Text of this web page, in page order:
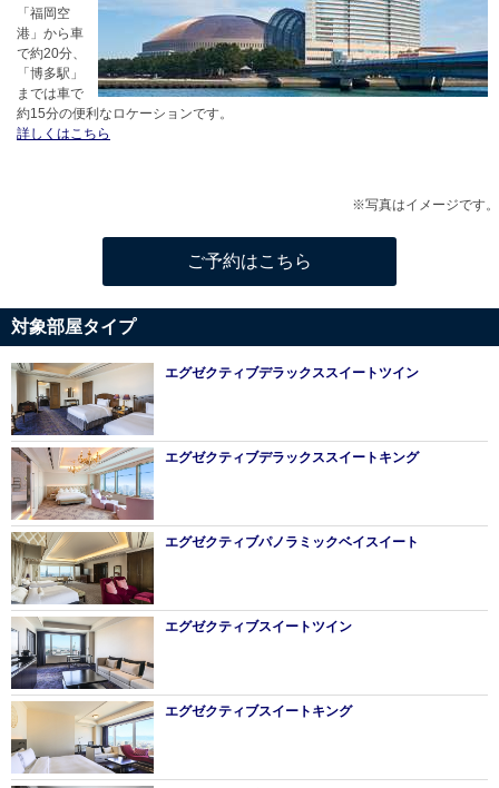
「福岡空
港」から車
で約20分、
「博多駅」
までは車で
約15分の便利なロケーションです。
詳しくはこちら
※写真はイメージです。
ご予約はこちら
対象部屋タイプ
エグゼクティブデラックススイートツイン
エグゼクティブデラックススイートキング
エグゼクティブパノラミックベイスイート
エグゼクティブスイートツイン
エグゼクティブスイートキング